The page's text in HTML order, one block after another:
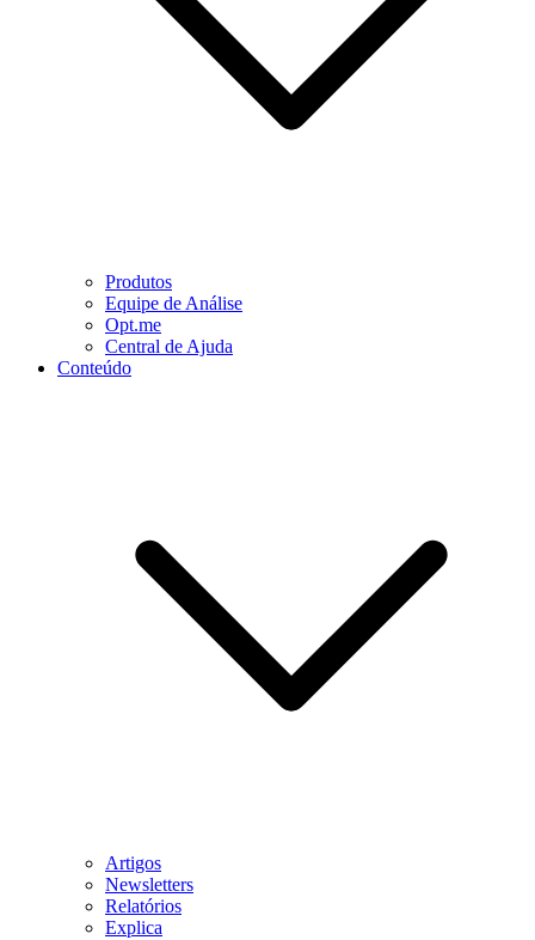
Produtos
Equipe de Análise
Opt.me
Central de Ajuda
Conteúdo
Artigos
Newsletters
Relatórios
Explica